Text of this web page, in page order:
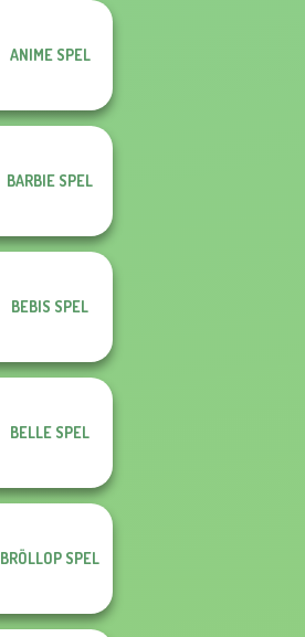
ANIME SPEL
BARBIE SPEL
BEBIS SPEL
BELLE SPEL
BRÖLLOP SPEL